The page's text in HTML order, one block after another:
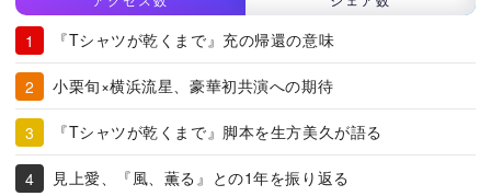
『Tシャツが乾くまで』充の帰還の意味
小栗旬×横浜流星、豪華初共演への期待
『Tシャツが乾くまで』脚本を生方美久が語る
見上愛、『風、薫る』との1年を振り返る